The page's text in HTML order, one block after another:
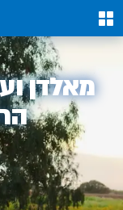
0
אלדן
מאלדן